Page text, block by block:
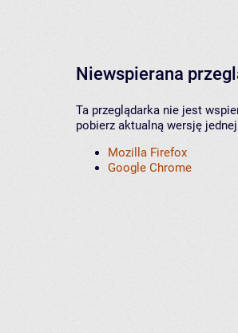
Niewspierana
Ta przeglądarka nie jest
pobierz aktualną wersję
Mozilla Firefox
Google Chrome